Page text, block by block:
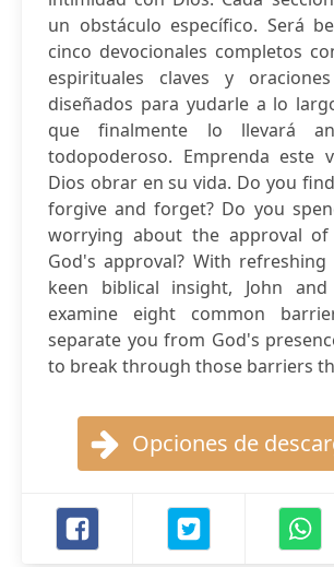
un obstáculo específico. Será
cinco devocionales completos
espirituales claves y oraciones
diseñados para yudarle a lo
que finalmente lo llevará
todopoderoso. Emprenda este
Dios obrar en su vida. Do you
forgive and forget? Do you
worrying about the approval
God's approval? With
keen biblical insight, John and
examine eight common
separate you from God's
to break through those barriers
Opciones de